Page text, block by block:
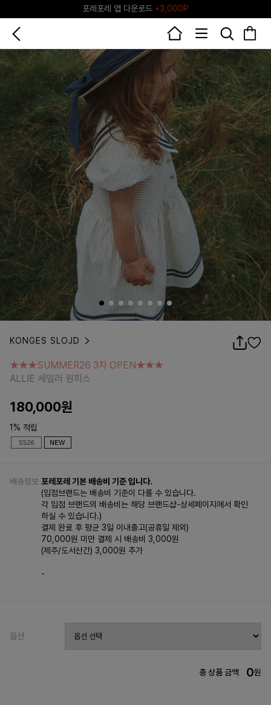
♥그린포레♥ 포레포레 공식 리세일 마켓
KONGES SLOJD
ALLIE 세일러 원피스
★★★SUMMER26 3차 OPEN★★★
ALLIE 세일러 원피스
180,000원
1% 적립
배송정보 포레포레 기본 배송비 기준 입니다.
(입점브랜드는 배송비 기준이 다를 수 있습니다.
각 입점 브랜드의 배송비는 해당 브랜드샵-상세페이지에서 확인
하실 수 있습니다.)
결제 완료 후 평균 3일 이내출고(공휴일 제외)
70,000원 미만 결제 시 배송비 3,000원
(제주/도서산간) 3,000원 추가
-
옵션
총 상품 금액 0원